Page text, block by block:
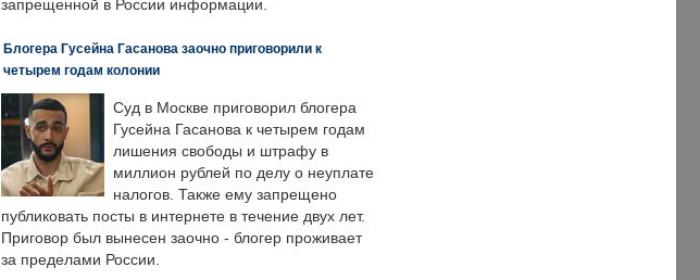
запрещенной в России информации.
Блогера Гусейна Гасанова заочно приговорили к
четырем годам колонии
Суд в Москве приговорил блогера
Гусейна Гасанова к четырем годам
лишения свободы и штрафу в
миллион рублей по делу о неуплате
налогов. Также ему запрещено
публиковать посты в интернете в течение двух лет.
Приговор был вынесен заочно - блогер проживает
за пределами России.